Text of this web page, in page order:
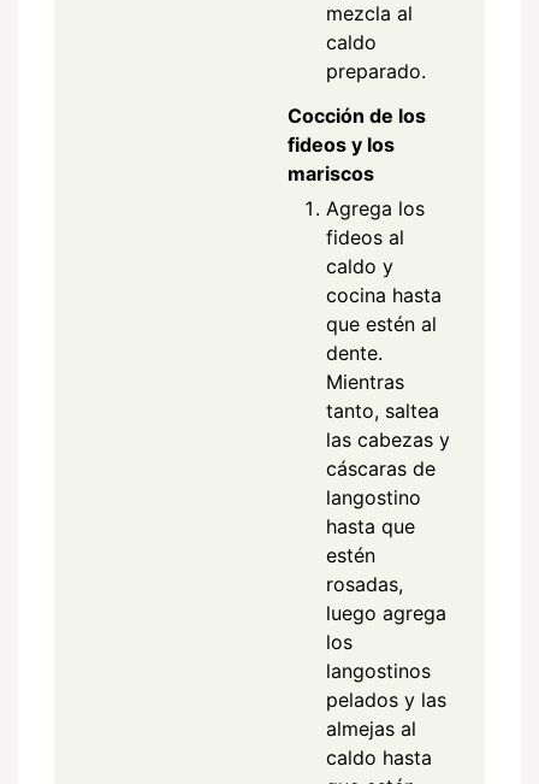
mezcla al
caldo
preparado.
Cocción de los
fideos y los
mariscos
Agrega los
fideos al
caldo y
cocina hasta
que estén al
dente.
Mientras
tanto, saltea
las cabezas y
cáscaras de
langostino
hasta que
estén
rosadas,
luego agrega
los
langostinos
pelados y las
almejas al
caldo hasta